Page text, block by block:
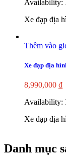
Availability:
Xe đạp địa
Thêm vào
Xe đạp địa
8,990,000 ₫
Availability:
Xe đạp địa
Danh mục